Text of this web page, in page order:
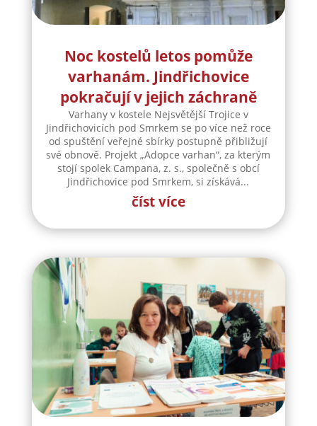
Noc kostelů letos pomůže
varhanám. Jindřichovice
pokračují v jejich záchraně
Varhany v kostele Nejsvětější Trojice v
Jindřichovicích pod Smrkem se po více než roce
od spuštění veřejné sbírky postupně přibližují
své obnově. Projekt „Adopce varhan“, za kterým
stojí spolek Campana, z. s., společně s obcí
Jindřichovice pod Smrkem, si získává...
číst více